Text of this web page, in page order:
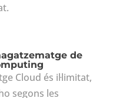
de
Cloud és il·limitat,
segons les